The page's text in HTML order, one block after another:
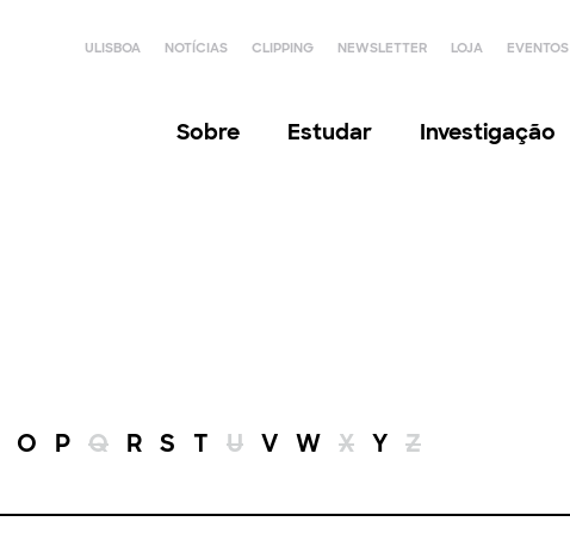
ULISBOA NOTÍCIAS CLIPPING NEWSLETTER LOJA EVENTOS
Sobre Estudar Investigação
O P Q R S T U V W X Y Z